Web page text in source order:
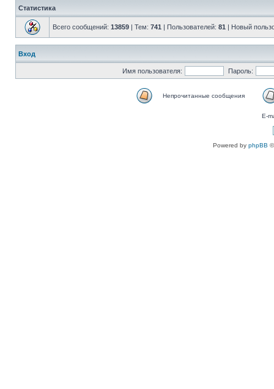
Статистика
Всего сообщений: 13859 | Тем: 741 | Пользователей: 81 | Новый
Вход
Имя пользователя: Пароль:
Непрочитанные сообщения
E-
Powered by phpBB